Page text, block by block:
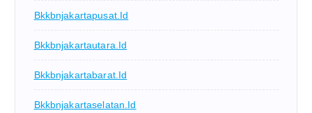
Bkkbnjakartapusat.id
Bkkbnjakartautara.id
Bkkbnjakartabarat.id
Bkkbnjakartaselatan.id